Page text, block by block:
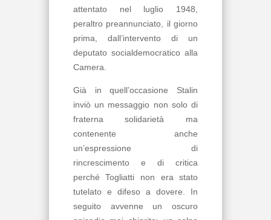
attentato nel luglio 1948,
peraltro preannunciato, il giorno
prima, dall’intervento di un
deputato socialdemocratico alla
Camera.
Già in quell’occasione Stalin
inviò un messaggio non solo di
fraterna solidarietà ma
contenente anche
un’espressione di
rincrescimento e di critica
perché Togliatti non era stato
tutelato e difeso a dovere. In
seguito avvenne un oscuro